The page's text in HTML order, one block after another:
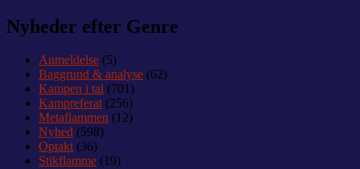
Nyheder efter Genre
Anmeldelse (5)
Baggrund & analyse (62)
Kampen i tal (701)
Kampreferat(256)
Metaflammen (12)
Nyhed (598)
Optakt(36)
Stikflamme (19)